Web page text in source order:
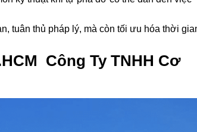
có thể tiết kiệm đáng kể thời gian và chi phí.
triển khai và nghiệm thu công việc một cách
kỹ thuật khi tự phá dỡ có thể dẫn đến việc
tuân thủ pháp lý, mà còn tối ưu hóa thời gian
Công Ty TNHH Cơ